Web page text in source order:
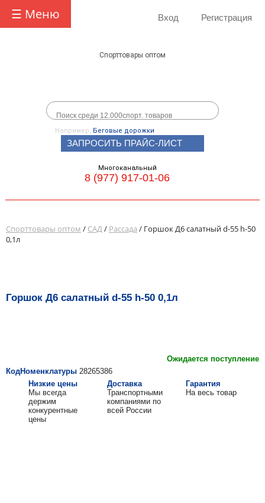
☰ Меню Вход Регистрация
Спорттовары оптом
Например, Беговые дорожки
ЗАПРОСИТЬ ПРАЙС-ЛИСТ
Многоканальный
8 (977) 917-01-06
Спорттовары оптом / САД/ Рассада / Горшок Д6 салатный d-55 h-50
0,1л
Горшок Д6 салатный d-55 h-50 0,1л
Ожидается поступление
КодНоменклатуры 28265386
Низкие цены
Мы всегда
держим
конкурентные
цены
Доставка
Транспортными
компаниями по
всей России
Гарантия
На весь товар